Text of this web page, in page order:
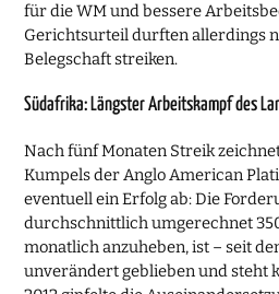
für die WM und bessere
Gerichtsurteil durften allerdings
Belegschaft streiken.
Südafrika: Längster Arbeitskampf des
Nach fünf Monaten Streik
Kumpels der Anglo American
eventuell ein Erfolg ab: Die
durchschnittlich umgerechnet
monatlich anzuheben, ist – seit
unverändert geblieben und steht